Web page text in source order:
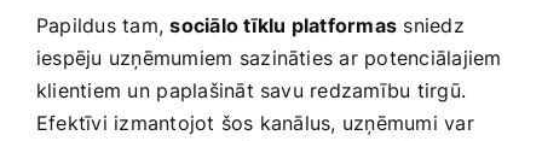
Papildus tam,sociālo tīklu platformas sniedz
iespēju uzņēmumiem⁣ sazināties ar potenciālajiem
klientiem un ⁢paplašināt savu redzamību tirgū.
Efektīvi izmantojot šos kanālus, uzņēmumi var